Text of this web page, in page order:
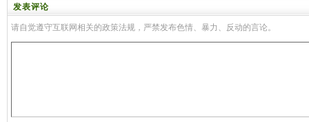
发表评论
请自觉遵守互联网相关的政策法规，严禁发布色情、暴力、反动的言论。